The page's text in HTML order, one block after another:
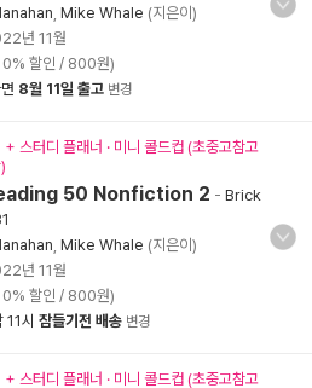
Mike Whale (지은이)
년 11월
할인 / 800원)
8월 11일 출고 변경
+ 스터디 플래너 · 미니 콜드컵 (초중고참고
50 Nonfiction 2 - Brick
Mike Whale (지은이)
년 11월
할인 / 800원)
11시 잠들기전 배송 변경
+ 스터디 플래너 · 미니 콜드컵 (초중고참고